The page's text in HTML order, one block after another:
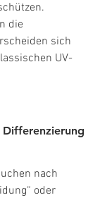
die
sich
UV-
nach
oder